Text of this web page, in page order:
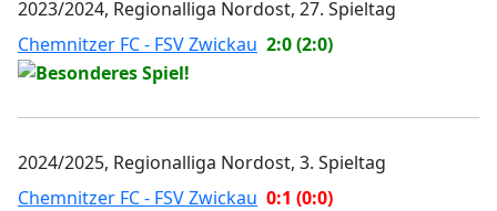
2023/2024, Regionalliga Nordost, 27. Spieltag
Chemnitzer FC - FSV Zwickau 2:0 (2:0)
2024/2025, Regionalliga Nordost, 3. Spieltag
Chemnitzer FC - FSV Zwickau 0:1 (0:0)